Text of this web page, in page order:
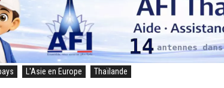
L'Asie en Europe Thaïlande